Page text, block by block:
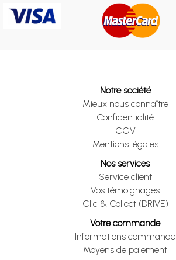
Notre société
Mieux nous connaître
Confidentialité
CGV
Mentions légales
Nos services
Service client
Vos témoignages
Clic & Collect (DRIVE)
Votre commande
Informations commande
Moyens de paiement